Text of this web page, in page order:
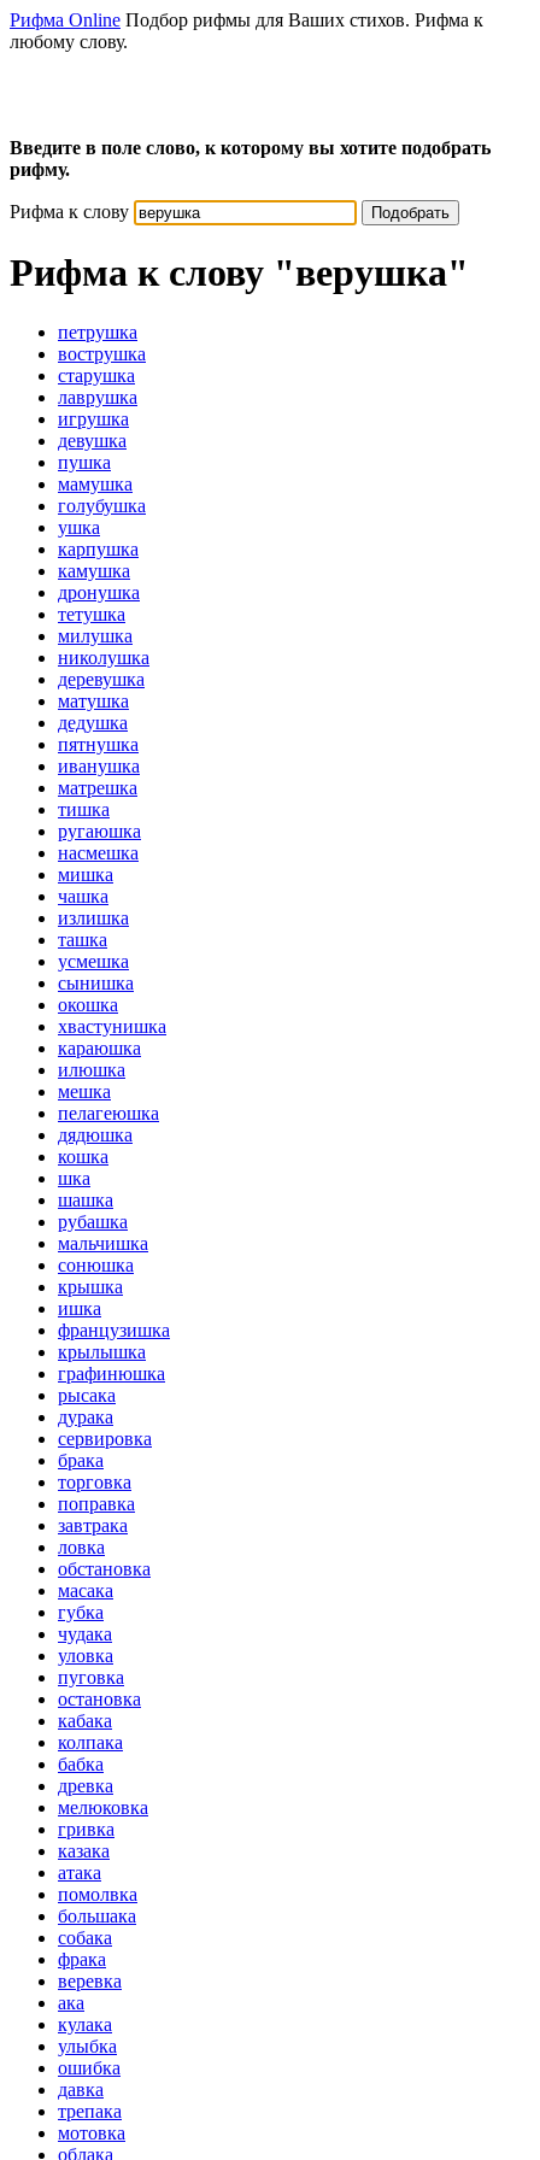
Рифма Online Подбор рифмы для Ваших стихов. Рифма к
любому слову.
Введите в поле слово, к которому вы хотите подобрать
рифму.
Рифма к слову Подобрать
Рифма к слову "верушка"
петрушка
вострушка
старушка
лаврушка
игрушка
девушка
пушка
мамушка
голубушка
ушка
карпушка
камушка
дронушка
тетушка
милушка
николушка
деревушка
матушка
дедушка
пятнушка
иванушка
матрешка
тишка
ругаюшка
насмешка
мишка
чашка
излишка
ташка
усмешка
сынишка
окошка
хвастунишка
караюшка
илюшка
мешка
пелагеюшка
дядюшка
кошка
шка
шашка
рубашка
мальчишка
сонюшка
крышка
ишка
французишка
крылышка
графинюшка
рысака
дурака
сервировка
брака
торговка
поправка
завтрака
ловка
обстановка
масака
губка
чудака
уловка
пуговка
остановка
кабака
колпака
бабка
древка
мелюковка
гривка
казака
атака
помолвка
большака
собака
фрака
веревка
ака
кулака
улыбка
ошибка
давка
трепака
мотовка
облака